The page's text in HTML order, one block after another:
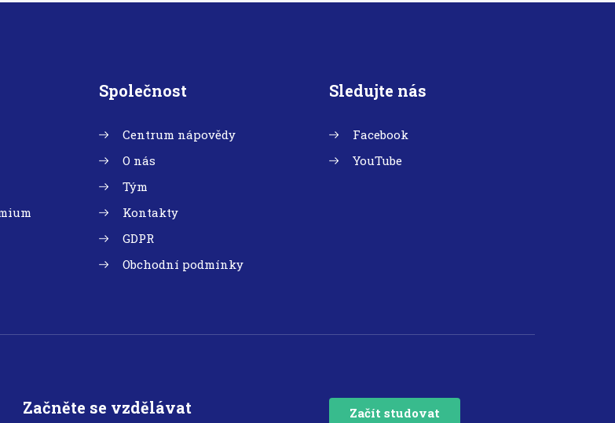
Společnost
Centrum nápovědy
O nás
Tým
Kontakty
GDPR
Obchodní podmínky
Sledujte nás
Facebook
YouTube
Začněte se vzdělávat Začít studovat